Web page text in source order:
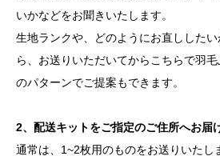
いかなどをお聞きいたします。
生地ランクや、どのようにお直しした
ら、お送りいただいてからこちらで羽
のパターンでご提案もできます。
2、配送キットをご指定のご住所へお届
通常は、1~2枚用のものをお送りいたし